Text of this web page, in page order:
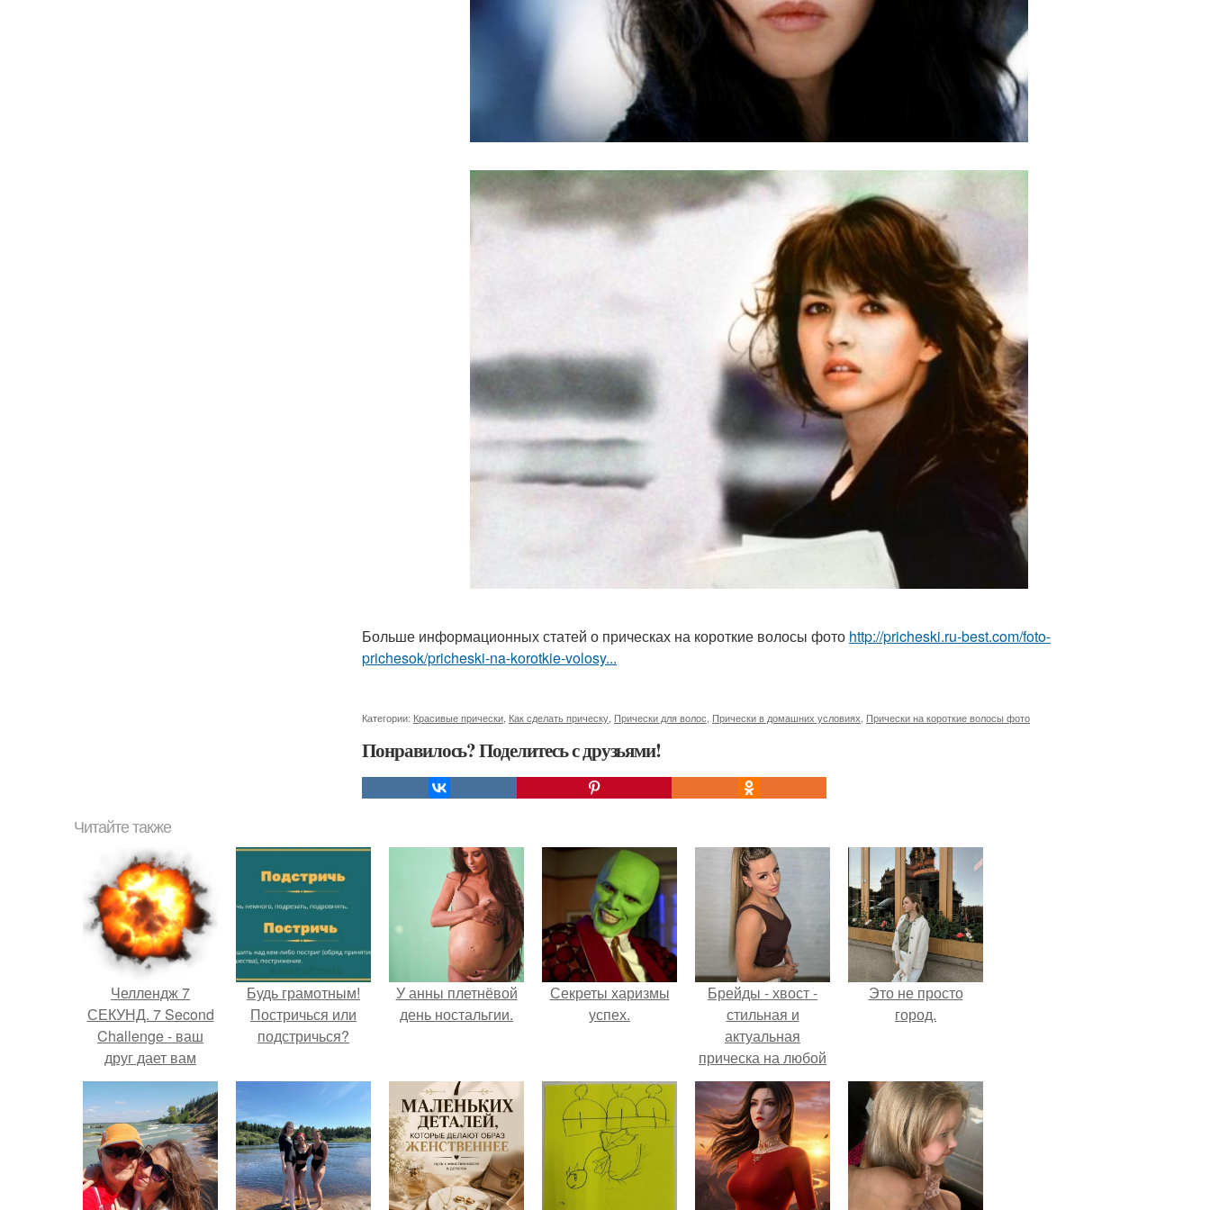
Больше информационных статей о прическах на короткие волосы фото http://pricheski.ru-best.com/foto-
prichesok/pricheski-na-korotkie-volosy...
Категории: Красивые прически Как сделать прическу Прически для волос Прически в домашних условиях Прически на короткие волосы фото
Понравилось? Поделитесь с друзьями!
Читайте также
Челлендж 7
СЕКУНД. 7 Second
Challenge - ваш
друг дает вам
задание, вы
должны выполнить
его всего за 7
секунд.
Будь грамотным!
Постричься или
подстричься?
У анны плетнёвой
день ностальгии.
Секреты харизмы
успех.
Брейды - хвост -
стильная и
актуальная
прическа на любой
случай.
Это не просто
город.